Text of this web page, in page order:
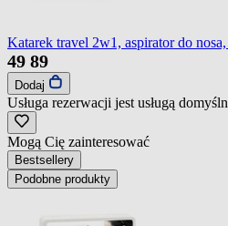
Katarek travel 2w1, aspirator do nosa,
49 89
Dodaj
Usługa rezerwacji jest usługą
Mogą Cię zainteresować
Bestsellery
Podobne produkty